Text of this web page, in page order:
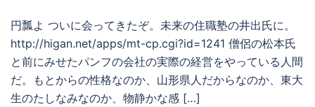
円瓢よ ついに会ってきたぞ。未来の住職塾の井出氏に。
http://higan.net/apps/mt-cp.cgi?id=1241 僧侶の松本氏
と前にみせたパンフの会社の実際の経営をやっている人間
だ。もとからの性格なのか、山形県人だからなのか、東大
生のたしなみなのか、物静かな感 […]